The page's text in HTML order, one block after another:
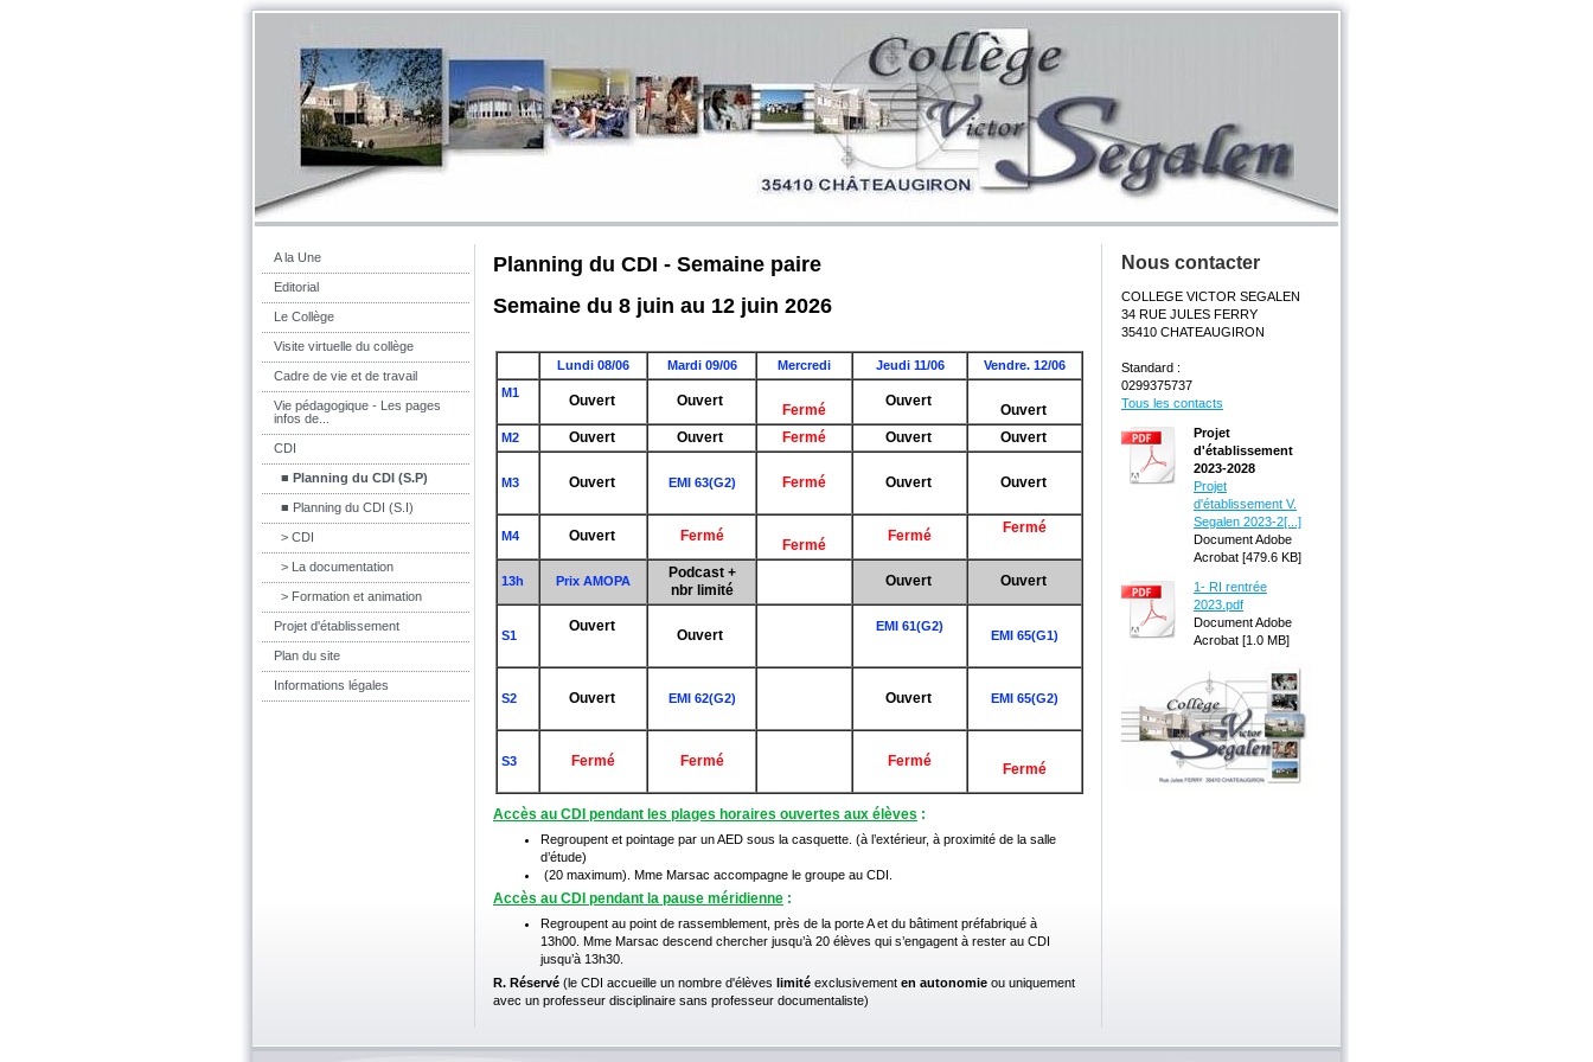
A la Une
Editorial
Le Collège
Visite virtuelle du collège
Cadre de vie et de travail
Vie pédagogique - Les pages
infos de...
CDI
■ Planning du CDI (S.P)
■ Planning du CDI (S.I)
> CDI
> La documentation
> Formation et animation
Projet d'établissement
Plan du site
Informations légales
Planning du CDI - Semaine paire
Semaine du 8 juin au 12 juin 2026
Lundi 08/06 Mardi 09/06 Mercredi Jeudi 11/06
Vendre. 12/06
M1
Ouvert Ouvert
Fermé
Ouvert
Ouvert
M2 Ouvert Ouvert Fermé Ouvert Ouvert
M3 Ouvert EMI 63(G2) Fermé Ouvert Ouvert
M4 Ouvert Fermé
Fermé
Fermé Fermé
13h Prix AMOPA
Podcast +
nbr limité
Ouvert Ouvert
S1
Ouvert
Ouvert
EMI 61(G2)
EMI 65(G1)
S2 Ouvert EMI 62(G2) Ouvert EMI 65(G2)
S3 Fermé Fermé Fermé Fermé
Accès au CDI pendant les plages horaires ouvertes aux élèves :
Regroupent et pointage par un AED sous la casquette. (à l’extérieur, à proximité de la salle
d’étude)
(20 maximum). Mme Marsac accompagne le groupe au CDI.
Accès au CDI pendant la pause méridienne :
Regroupent au point de rassemblement, près de la porte A et du bâtiment préfabriqué à
13h00. Mme Marsac descend chercher jusqu’à 20 élèves qui s’engagent à rester au CDI
jusqu’à 13h30.
R. Réservé (le CDI accueille un nombre d'élèves limité exclusivement en autonomie ou uniquement
avec un professeur disciplinaire sans professeur documentaliste)
Nous contacter
COLLEGE VICTOR SEGALEN
34 RUE JULES FERRY
35410 CHATEAUGIRON
Standard :
0299375737
Tous les contacts
Projet
d'établissement
2023-2028
Projet
d'établissement V.
Segalen 2023-2[...]
Document Adobe
Acrobat [479.6 KB]
1- RI rentrée
2023.pdf
Document Adobe
Acrobat [1.0 MB]